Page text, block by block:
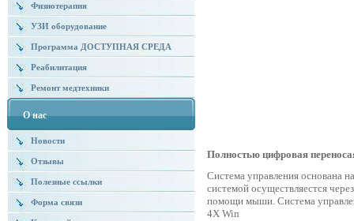
Физиотерапия
УЗИ оборудование
Программа ДОСТУПНАЯ СРЕДА
Реабилитация
Ремонт медтехники
О нас
Новости
Отзывы
Полезные ссылки
Форма связи
Полностью цифровая
Система управления основана
системой осуществляестся
помощи мыши. Система
4X Win